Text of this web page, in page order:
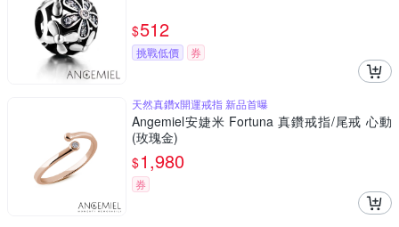
$512
挑戰低價 券
天然真鑽x開運戒指 新品首曝
Angemiel安婕米 Fortuna 真鑽戒指/尾戒 心動
(玫瑰金)
$1,980
券